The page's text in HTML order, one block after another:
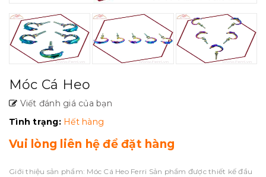
Móc Cá Heo
Viết đánh giá của bạn
Tình trạng: Hết hàng
Vui lòng liên hệ để đặt hàng
Giới thiệu sản phẩm: Móc Cá Heo Ferri Sản phẩm được thiết kế đầu